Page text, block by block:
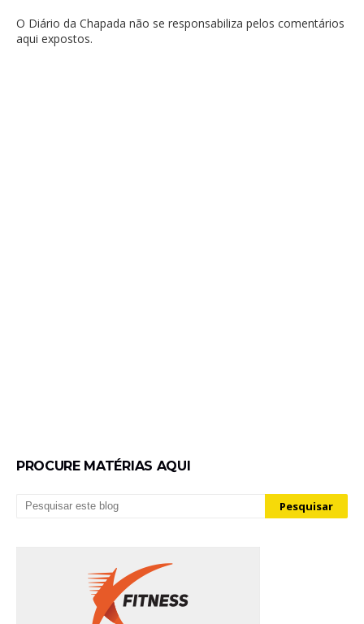
O Diário da Chapada não se responsabiliza pelos comentários
aqui expostos.
PROCURE MATÉRIAS AQUI